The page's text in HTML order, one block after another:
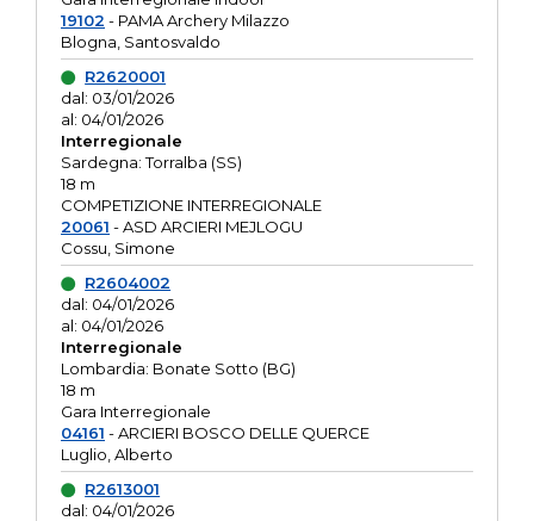
19102 - PAMA Archery Milazzo
Blogna, Santosvaldo
R2620001
dal: 03/01/2026
al: 04/01/2026
Interregionale
Sardegna: Torralba (SS)
18 m
COMPETIZIONE INTERREGIONALE
20061 - ASD ARCIERI MEJLOGU
Cossu, Simone
R2604002
dal: 04/01/2026
al: 04/01/2026
Interregionale
Lombardia: Bonate Sotto (BG)
18 m
Gara Interregionale
04161 - ARCIERI BOSCO DELLE QUERCE
Luglio, Alberto
R2613001
dal: 04/01/2026